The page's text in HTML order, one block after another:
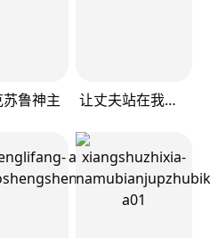
鲁神主 让丈夫站在我这边的方法